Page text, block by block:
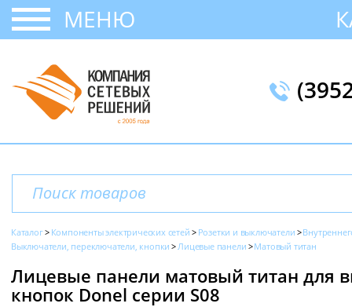
МЕНЮ
Каталог Компоненты электрических сетей Розетки и выключатели
Выключатели, переключатели, кнопки
Лицевые панели Матовый титан
Лицевые панели матовый титан для
кнопок Donel серии S08